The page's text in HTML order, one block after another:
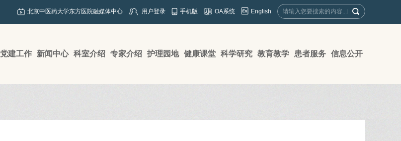
北京中医药大学东方医院融媒体中心 用户登录 手机版 OA系统 English
党建工作 新闻中心 科室介绍 专家介绍 护理园地 健康课堂 科学研究 教育教学 患者服务 信息公开